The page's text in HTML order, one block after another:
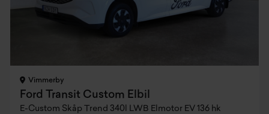
Vimmerby
Ford Transit Custom Elbil
E-Custom Skåp Trend 340l LWB Elmotor EV 136 hk